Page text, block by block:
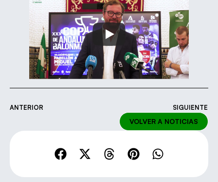
ANTERIOR SIGUIENTE
VOLVER A NOTICIAS